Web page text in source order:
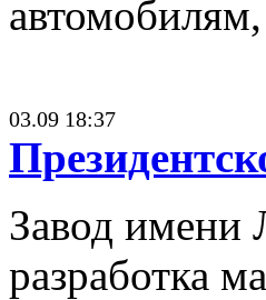
03.09 18:37
Завод имени
разработка